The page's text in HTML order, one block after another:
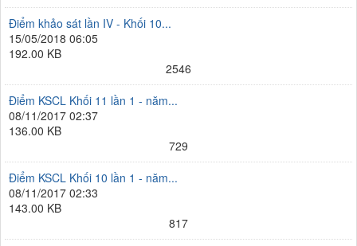
Điểm khảo sát lần IV - Khối 10...
15/05/2018 06:05
192.00 KB
2546
Điểm KSCL Khối 11 lần 1 - năm...
08/11/2017 02:37
136.00 KB
729
Điểm KSCL Khối 10 lần 1 - năm...
08/11/2017 02:33
143.00 KB
817